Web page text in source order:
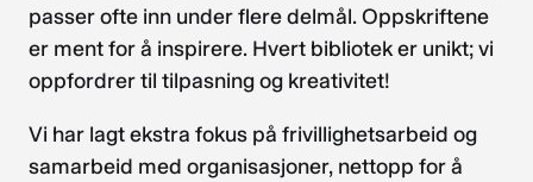
passer ofte inn under flere delmål. Oppskriftene
er ment for å inspirere. Hvert bibliotek er unikt; vi
oppfordrer til tilpasning og kreativitet!
Vi har lagt ekstra fokus på frivillighetsarbeid og
samarbeid med organisasjoner, nettopp for å